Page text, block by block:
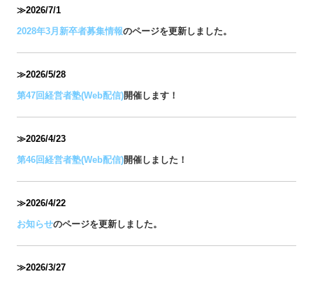
≫2026/7/1
2028年3月新卒者募集情報のページを更新しました。
≫2026/5/28
第47回経営者塾(Web配信)開催します！
≫2026/4/23
第46回経営者塾(Web配信)開催しました！
≫2026/4/22
お知らせのページを更新しました。
≫2026/3/27